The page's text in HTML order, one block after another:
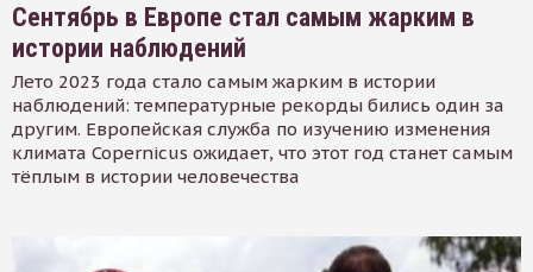
Сентябрь в Европе стал самым жарким в
истории наблюдений
Лето 2023 года стало самым жарким в истории
наблюдений: температурные рекорды бились один за
другим. Европейская служба по изучению изменения
климата Copernicus ожидает, что этот год станет самым
тёплым в истории человечества